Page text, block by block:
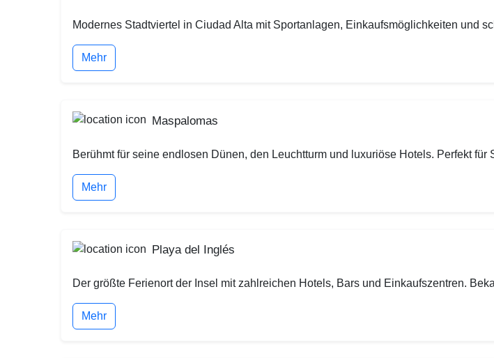
Modernes Stadtviertel in Ciudad Alta mit Sportanlagen, Einkaufsmöglichkeiten und
Mehr
Maspalomas
Berühmt für seine endlosen Dünen, den Leuchtturm und luxuriöse Hotels. Perfekt
Mehr
Playa del Inglés
Der größte Ferienort der Insel mit zahlreichen Hotels, Bars und Einkaufszentren.
Mehr